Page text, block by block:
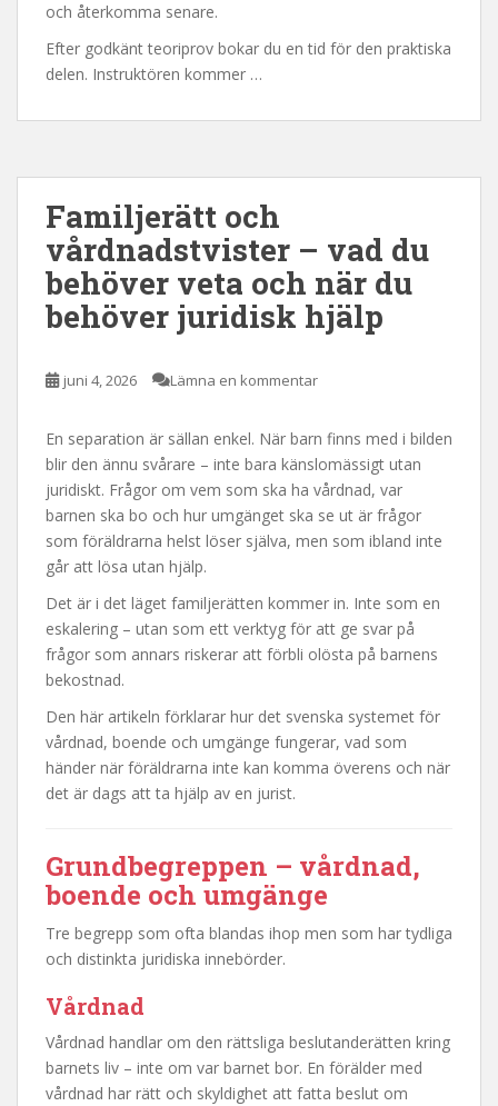
och återkomma senare.
Efter godkänt teoriprov bokar du en tid för den praktiska
delen. Instruktören kommer …
Familjerätt och
vårdnadstvister – vad du
behöver veta och när du
behöver juridisk hjälp
juni 4, 2026 Lämna en kommentar
En separation är sällan enkel. När barn finns med i bilden
blir den ännu svårare – inte bara känslomässigt utan
juridiskt. Frågor om vem som ska ha vårdnad, var
barnen ska bo och hur umgänget ska se ut är frågor
som föräldrarna helst löser själva, men som ibland inte
går att lösa utan hjälp.
Det är i det läget familjerätten kommer in. Inte som en
eskalering – utan som ett verktyg för att ge svar på
frågor som annars riskerar att förbli olösta på barnens
bekostnad.
Den här artikeln förklarar hur det svenska systemet för
vårdnad, boende och umgänge fungerar, vad som
händer när föräldrarna inte kan komma överens och när
det är dags att ta hjälp av en jurist.
Grundbegreppen – vårdnad,
boende och umgänge
Tre begrepp som ofta blandas ihop men som har tydliga
och distinkta juridiska innebörder.
Vårdnad
Vårdnad handlar om den rättsliga beslutanderätten kring
barnets liv – inte om var barnet bor. En förälder med
vårdnad har rätt och skyldighet att fatta beslut om